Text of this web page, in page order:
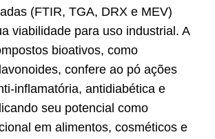
(FTIR, TGA, DRX e MEV)
viabilidade para uso industrial. A
bioativos, como
confere ao pó ações
inflamatória, antidiabética e
seu potencial como
em alimentos, cosméticos e